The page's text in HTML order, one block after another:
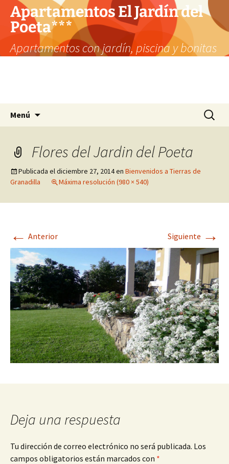
Apartamentos El Jardín del
Poeta***
Apartamentos con jardín, piscina y bonitas
Menú Buscar:
Flores del Jardin del Poeta
Publicada eldiciembre 27, 2014en Bienvenidos a Tierras de
Granadilla
Máxima resolución (980 × 540)
← Anterior Siguiente →
Deja una respuesta
Tu dirección de correo electrónico no será publicada. Los
campos obligatorios están marcados con *